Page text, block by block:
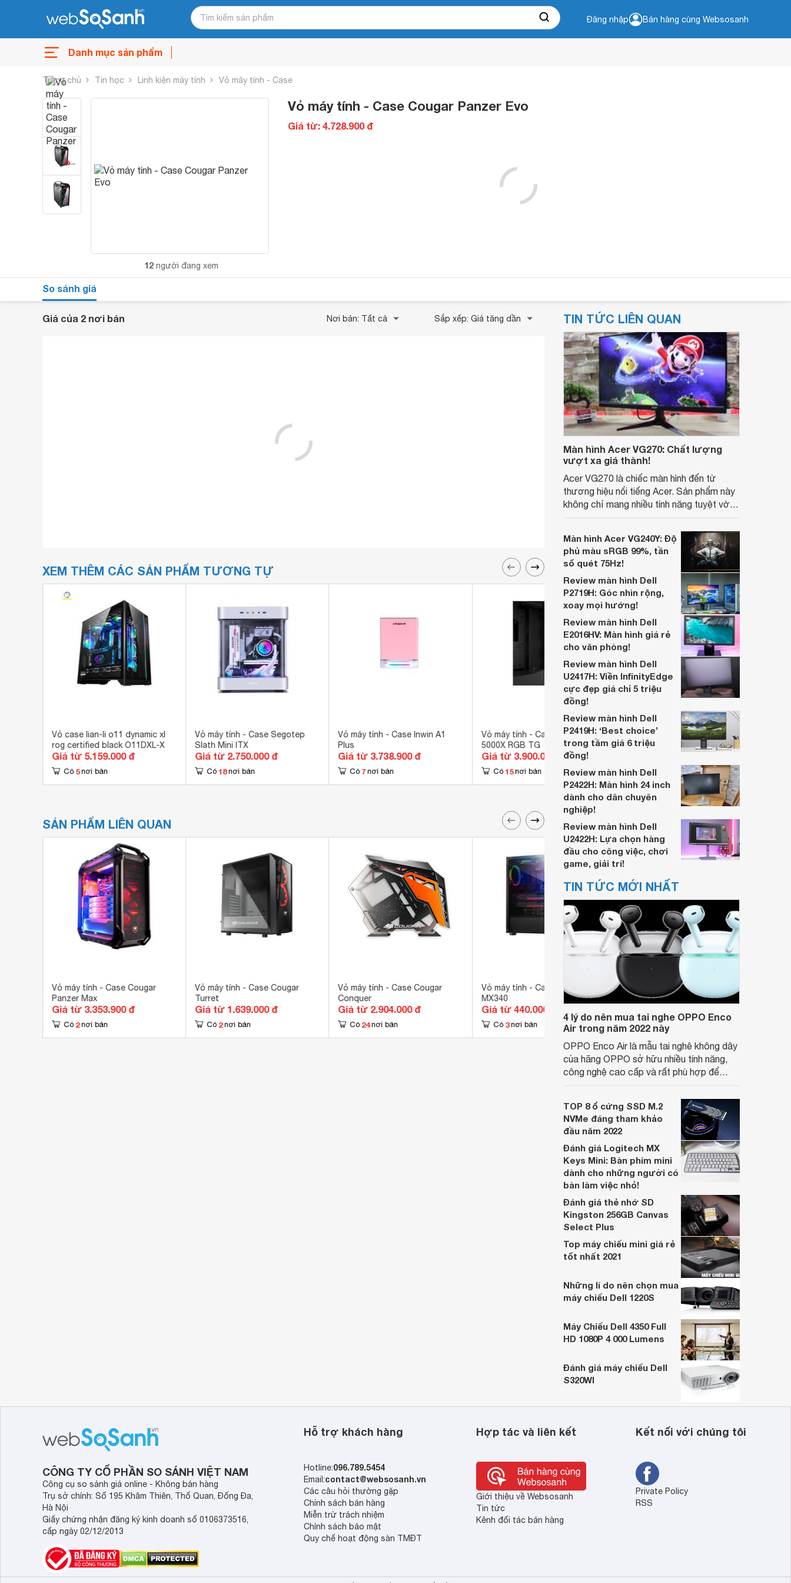
Đăng nhập Bán hàng cùng Websosanh
Danh mục sản phẩm
Trang chủ Tin học Linh kiện máy tính Vỏ máy tính - Case
12 người đang xem
Vỏ máy tính - Case Cougar Panzer Evo
Giá từ: 4.728.900 đ
So sánh giá
Giá của 2 nơi bán Nơi bán: Tất cả Sắp xếp: Giá tăng dần
XEM THÊM CÁC SẢN PHẨM TƯƠNG TỰ
Vỏ case lian-li o11 dynamic xl
rog certified black O11DXL-X
Giá từ 5.159.000 đ
Có 5 nơi bán
Vỏ máy tính - Case Segotep
Slath Mini ITX
Giá từ 2.750.000 đ
Có 18 nơi bán
Vỏ máy tính - Case Inwin A1
Plus
Giá từ 3.738.900 đ
Có 7 nơi bán
Vỏ máy tính - Case Corsair iCUE
5000X RGB TG
Giá từ 3.900.000 đ
Có 15 nơi bán
Vỏ máy tính - Case Cooler
Master MasterCase Maker 5
Giá từ 4.000.000 đ
Có 4 nơi bán
SẢN PHẨM LIÊN QUAN
Vỏ máy tính - Case Cougar
Panzer Max
Giá từ 3.353.900 đ
Có 2 nơi bán
Vỏ máy tính - Case Cougar
Turret
Giá từ 1.639.000 đ
Có 2 nơi bán
Vỏ máy tính - Case Cougar
Conquer
Giá từ 2.904.000 đ
Có 24 nơi bán
Vỏ máy tính - Case Cougar
MX340
Giá từ 440.000 đ
Có 3 nơi bán
Vỏ máy tính - Case Cougar QBX
Có 4 nơi bán
TIN TỨC LIÊN QUAN
Màn hình Acer VG270: Chất lượng
vượt xa giá thành!
Acer VG270 là chiếc màn hình đến từ
thương hiệu nổi tiếng Acer. Sản phẩm này
không chỉ mang nhiều tính năng tuyệt vời
ổn, với cấu hình tốt và mức giá lại cực hời.
Vậy chúng ta hãy cùng tìm hiểu kỹ hơn về
sản phẩm màn hình này thông qua bài viết
ngay nhé!
Màn hình Acer VG240Y: Độ
phủ màu sRGB 99%, tần
số quét 75Hz!
Review màn hình Dell
P2719H: Góc nhìn rộng,
xoay mọi hướng!
Review màn hình Dell
E2016HV: Màn hình giá rẻ
cho văn phòng!
Review màn hình Dell
U2417H: Viền InfinityEdge
cực đẹp giá chỉ 5 triệu
đồng!
Review màn hình Dell
P2419H: ‘Best choice’
trong tầm giá 6 triệu
đồng!
Review màn hình Dell
P2422H: Màn hình 24 inch
dành cho dân chuyên
nghiệp!
Review màn hình Dell
U2422H: Lựa chọn hàng
đầu cho công việc, chơi
game, giải trí!
TIN TỨC MỚI NHẤT
4 lý do nên mua tai nghe OPPO Enco
Air trong năm 2022 này
OPPO Enco Air là mẫu tai nghê không dây
của hãng OPPO sở hữu nhiều tính năng,
công nghệ cao cấp và rất phù hợp để
Thiết bị được thiết kế phù hợp với mọi đối
tượng khác nhau. Bạn có thể tham khảo
và chọn mua thiết bị này từ bây giờ.
TOP 8 ổ cứng SSD M.2
NVMe đáng tham khảo
đầu năm 2022
Đánh giá Logitech MX
Keys Mini: Bàn phím mini
dành cho những người có
bàn làm việc nhỏ!
Đánh giá thẻ nhớ SD
Kingston 256GB Canvas
Select Plus
Top máy chiếu mini giá rẻ
tốt nhất 2021
Những lí do nên chọn mua
máy chiếu Dell 1220S
Máy Chiếu Dell 4350 Full
HD 1080P 4 000 Lumens
Đánh giá máy chiếu Dell
S320WI
CÔNG TY CỔ PHẦN SO SÁNH VIỆT NAM
Công cụ so sánh giá online - Không bán hàng
Trụ sở chính: Số 195 Khâm Thiên, Thổ Quan, Đống Đa,
Hà Nội
Giấy chứng nhận đăng ký kinh doanh số 0106373516,
cấp ngày 02/12/2013
Hỗ trợ khách hàng
Hotline:096.789.5454
Email:contact@websosanh.vn
Các câu hỏi thường gặp
Chính sách bán hàng
Miễn trừ trách nhiệm
Chính sách bảo mật
Quy chế hoạt động sàn TMĐT
Hợp tác và liên kết
Giới thiệu về Websosanh
Tin tức
Kênh đối tác bán hàng
Kết nối với chúng tôi
Private Policy
RSS